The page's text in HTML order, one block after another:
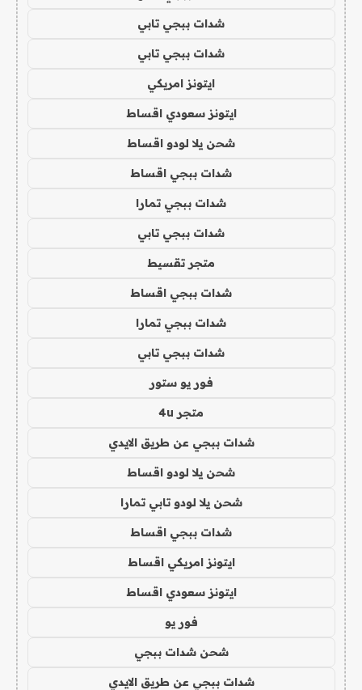
شدات ببجي تابي
شدات ببجي تابي
ايتونز امريكي
ايتونز سعودي اقساط
شحن يلا لودو اقساط
شدات ببجي اقساط
شدات ببجي تمارا
شدات ببجي تابي
متجر تقسيط
شدات ببجي اقساط
شدات ببجي تمارا
شدات ببجي تابي
فور يو ستور
متجر 4u
شدات ببجي عن طريق الايدي
شحن يلا لودو اقساط
شحن يلا لودو تابي تمارا
شدات ببجي اقساط
ايتونز امريكي اقساط
ايتونز سعودي اقساط
فور يو
شحن شدات ببجي
شدات ببجي عن طريق الايدي